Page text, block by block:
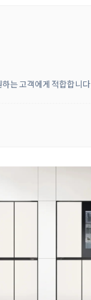
는 고객에게 적합합니다.